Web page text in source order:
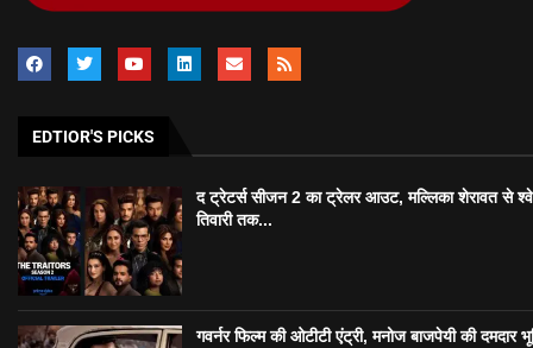
EDTIOR'S PICKS
द ट्रेटर्स सीजन 2 का ट्रेलर आउट, मल्लिका शेरावत से
तिवारी तक...
गवर्नर फिल्म की ओटीटी एंट्री, मनोज बाजपेयी की दमदार